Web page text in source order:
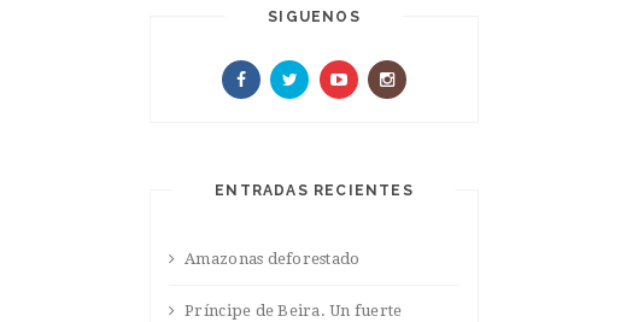
SIGUENOS
ENTRADAS RECIENTES
Amazonas deforestado
Príncipe de Beira. Un fuerte